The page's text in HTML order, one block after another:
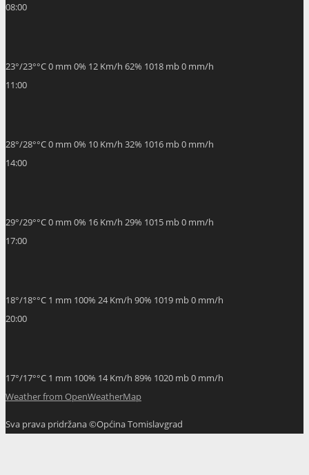
08:00
23°/23°°C0 mm 0% 12 Km/h 62% 1018 mb0 mm/h
11:00
28°/28°°C0 mm 0% 10 Km/h 32% 1016 mb0 mm/h
14:00
29°/29°°C0 mm 0% 16 Km/h 29% 1015 mb0 mm/h
17:00
18°/18°°C 1 mm 100% 24 Km/h 90% 1019 mb0 mm/h
20:00
17°/17°°C 1 mm 100% 14 Km/h 89% 1020 mb0 mm/h
Weather from OpenWeatherMap
Sva prava pridržana ©Općina Tomislavgrad